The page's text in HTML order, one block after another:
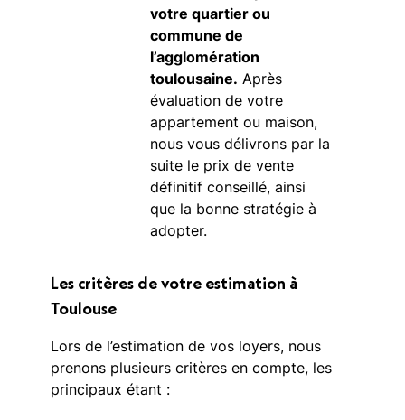
votre quartier ou
commune de
l’agglomération
toulousaine. Après
évaluation de votre
appartement ou maison,
nous vous délivrons par la
suite le prix de vente
définitif conseillé, ainsi
que la bonne stratégie à
adopter.
Les critères de votre estimation à
Toulouse
Lors de l’estimation de vos loyers, nous
prenons plusieurs critères en compte, les
principaux étant :